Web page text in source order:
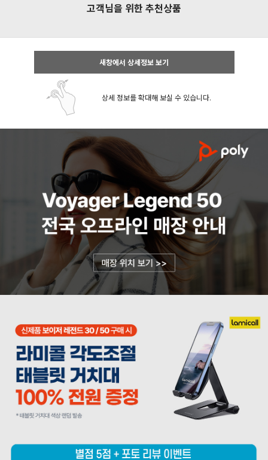
고객님을 위한 추천상품
새창에서 상세정보 보기
상세 정보를 확대해 보실 수 있습니다.